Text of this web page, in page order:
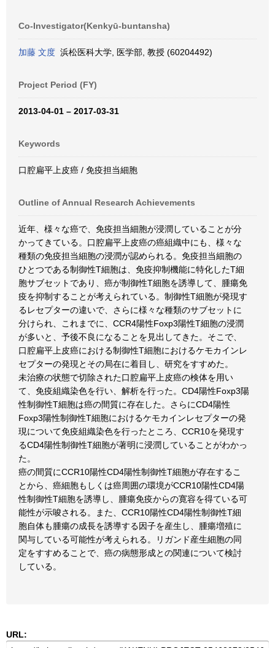
Co-Investigator(Kenkyū-buntansha)
加藤 文度 浜松医科大学, 医学部, 教授 (60204492)
Project Period (FY)
2013-04-01 – 2017-03-31
Keywords
口腔扁平上皮癌 / 免疫担当細胞
Outline of Annual Research Achievements
近年、様々な癌で、免疫担当細胞が浸潤していることが分
かってきている。口腔扁平上皮癌の癌組織中にも、様々な
種類の免疫担当細胞の浸潤が認められる。免疫担当細胞の
ひとつである制御性T細胞は、免疫抑制機能に特化したT細
胞サブセットであり、癌が制御性T細胞を誘導して、腫瘍免
疫を抑制することが考えられている。制御性T細胞が発現す
るレセプターの違いで、さらに様々な種類のサブセットに
分けられ、これまでに、CCR4陽性Foxp3陽性T細胞の浸潤
が多いと、予後不良になることを見出してきた。そこで、
口腔扁平上皮癌における制御性T細胞におけるケモカインレ
セプターの発現とその局在に着目し、研究をすすめた。
未治療の状態で切除された口腔扁平上皮癌の検体を用い
て、免疫組織染色を行い、解析を行った。CD4陽性Foxp3陽
性制御性T細胞は癌の間質に存在した。さらにCD4陽性
Foxp3陽性制御性T細胞におけるケモカインレセプターの発
現について免疫組織染色を行ったところ、CCR10を発現す
るCD4陽性制御性T細胞が著明に浸潤していることがわかっ
た。
癌の間質にCCR10陽性CD4陽性制御性T細胞が存在するこ
とから、癌細胞もしくは癌周囲の環境がCCR10陽性CD4陽
性制御性T細胞を誘導し、腫瘍免疫からの寛容を得ている可
能性が示唆される。また、CCR10陽性CD4陽性制御性T細
胞自体も腫瘍の成長を誘導する因子を産生し、腫瘍増殖に
関与している可能性が考えられる。リガンド産生細胞の同
定をすすめることで、癌の病態形成との関連について検討
している。
URL: